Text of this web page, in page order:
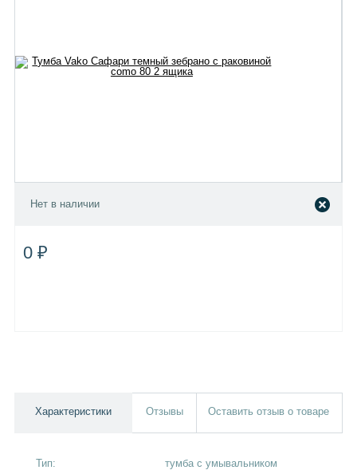
Нет в наличии
0 ₽
Характеристики Отзывы Оставить отзыв о товаре
Тип:
тумба с умывальником